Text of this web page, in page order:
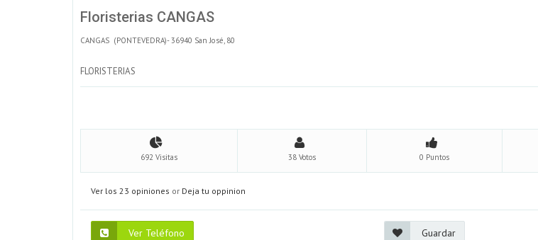
Floristerias CANGAS
CANGAS (PONTEVEDRA)- 36940 San José, 80
FLORISTERIAS
692 Visitas 38 Votos 0 Puntos
Ver los 23 opiniones or Deja tu oppinion
Ver Teléfono Guardar